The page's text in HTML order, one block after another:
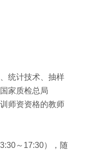
统计技术、抽样
家质检总局
师资资格的教师
～17:30），随